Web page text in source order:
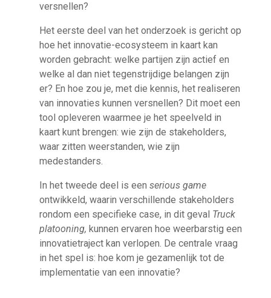
versnellen?
Het eerste deel van het onderzoek is gericht op
hoe het innovatie-ecosysteem in kaart kan
worden gebracht: welke partijen zijn actief en
welke al dan niet tegenstrijdige belangen zijn
er? En hoe zou je, met die kennis, het realiseren
van innovaties kunnen versnellen? Dit moet een
tool opleveren waarmee je het speelveld in
kaart kunt brengen: wie zijn de stakeholders,
waar zitten weerstanden, wie zijn
medestanders.
In het tweede deel is een serious game
ontwikkeld, waarin verschillende stakeholders
rondom een specifieke case, in dit geval Truck
platooning, kunnen ervaren hoe weerbarstig een
innovatietraject kan verlopen. De centrale vraag
in het spel is: hoe kom je gezamenlijk tot de
implementatie van een innovatie?